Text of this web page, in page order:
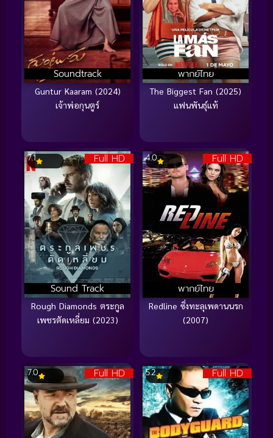
Soundtrack
Guntur Kaaram (2024)
เจ้าพ่อกุนตูร์
พากย์ไทย
The Biggest Fan (2025)
แฟนพันธุ์แท้
Full HD
Sound Track
7.1
Rough Diamonds ตระกูล
เพชรตัดเหลี่ยม (2023)
Full HD
พากย์ไทย
4.0
Redline ซิ่งทะลุเพดานนรก
(2007)
Full HD
7.0 Full HD
5.2